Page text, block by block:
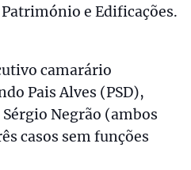
e Edificações.
camarário
Pais Alves (PSD),
Negrão (ambos
casos sem funções